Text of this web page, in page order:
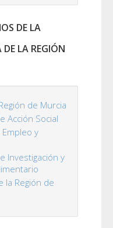
DE LA
LA REGIÓN
de Murcia
Acción Social
y
Investigación y
la Región de